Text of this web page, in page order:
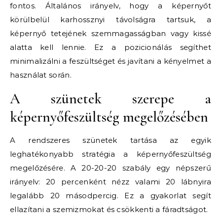
fontos. Általános irányelv, hogy a képernyőt
körülbelül karhossznyi távolságra tartsuk, a
képernyő tetejének szemmagasságban vagy kissé
alatta kell lennie. Ez a pozicionálás segíthet
minimalizálni a feszültséget és javítani a kényelmet a
használat során.
A szünetek szerepe a
képernyőfeszültség megelőzésében
A rendszeres szünetek tartása az egyik
leghatékonyabb stratégia a képernyőfeszültség
megelőzésére. A 20-20-20 szabály egy népszerű
irányelv: 20 percenként nézz valami 20 lábnyira
legalább 20 másodpercig. Ez a gyakorlat segít
ellazítani a szemizmokat és csökkenti a fáradtságot.